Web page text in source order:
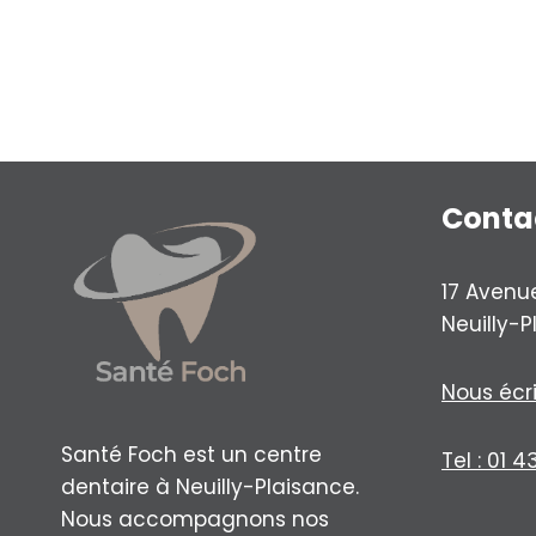
Santé Foch est un centre
dentaire à Neuilly-Plaisance.
Nous accompagnons nos
17
Neuilly-
Nous
Tel : 01